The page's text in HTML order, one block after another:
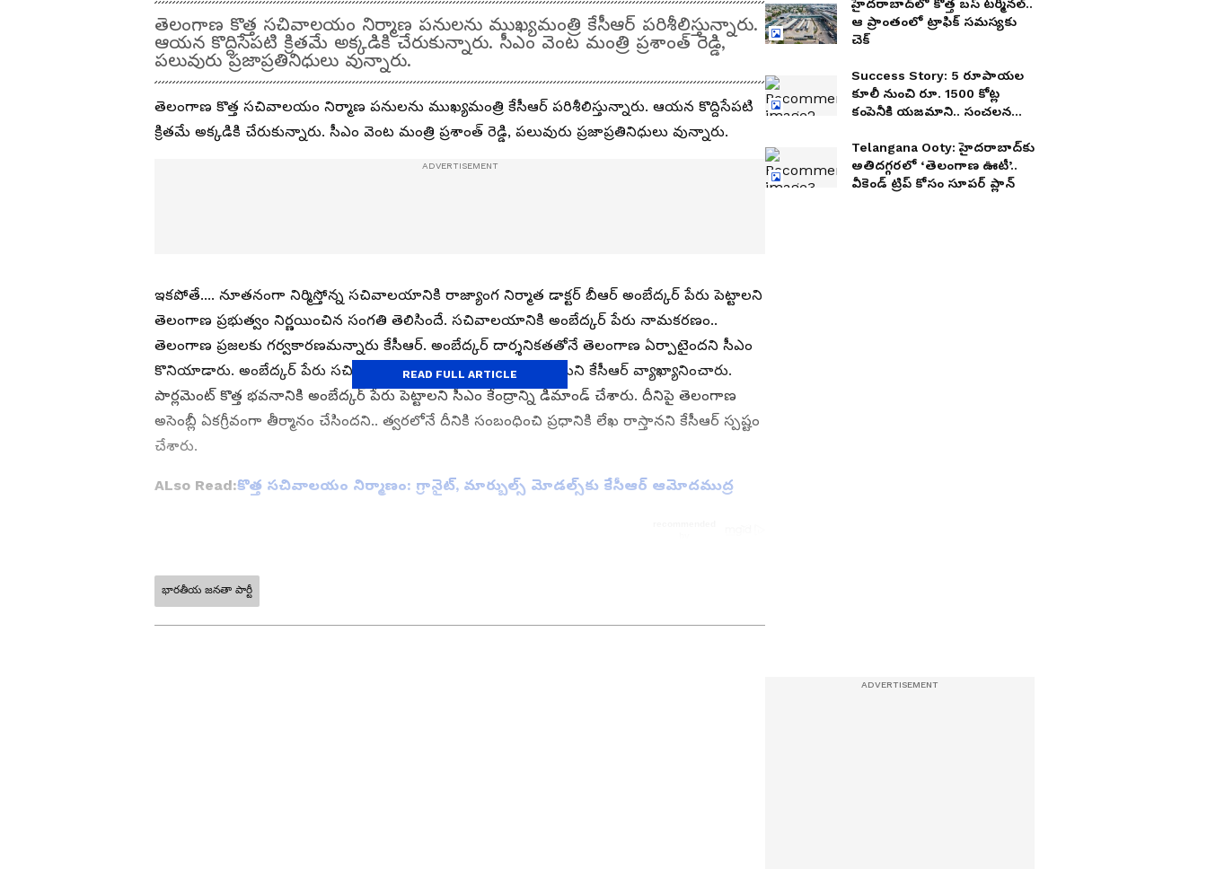
తెలంగాణ కొత్త సచివాలయం నిర్మాణ పనులను ముఖ్యమంత్రి కేసీఆర్ పరిశీలిస్తున్నారు.
ఆయన కొద్దిసేపటి క్రితమే అక్కడికి చేరుకున్నారు. సీఎం వెంట మంత్రి ప్రశాంత్ రెడ్డి,
పలువురు ప్రజాప్రతినిధులు వున్నారు.
తెలంగాణ కొత్త సచివాలయం నిర్మాణ పనులను ముఖ్యమంత్రి కేసీఆర్ పరిశీలిస్తున్నారు. ఆయన కొద్దిసేపటి
క్రితమే అక్కడికి చేరుకున్నారు. సీఎం వెంట మంత్రి ప్రశాంత్ రెడ్డి, పలువురు ప్రజాప్రతినిధులు వున్నారు.
ఇకపోతే.... నూతనంగా నిర్మిస్తోన్న సచివాలయానికి రాజ్యాంగ నిర్మాత డాక్టర్ బీఆర్ అంబేద్కర్ పేరు పెట్టాలని
తెలంగాణ ప్రభుత్వం నిర్ణయించిన సంగతి తెలిసిందే. సచివాలయానికి అంబేద్కర్ పేరు నామకరణం..
తెలంగాణ ప్రజలకు గర్వకారణమన్నారు కేసీఆర్. అంబేద్కర్ దార్శనికతతోనే తెలంగాణ ఏర్పాటైందని సీఎం
కొనియాడారు. అంబేద్కర్ పేరు సచివాలయానికి పెట్టడం దేశానికే ఆదర్శమని కేసీఆర్ వ్యాఖ్యానించారు.
పార్లమెంట్ కొత్త భవనానికి అంబేద్కర్ పేరు పెట్టాలని సీఎం కేంద్రాన్ని డిమాండ్ చేశారు. దీనిపై తెలంగాణ
అసెంబ్లీ ఏకగ్రీవంగా తీర్మానం చేసిందని.. త్వరలోనే దీనికి సంబంధించి ప్రధానికి లేఖ రాస్తానని కేసీఆర్ స్పష్టం
చేశారు.
ALso Read:కొత్త సచివాలయం నిర్మాణం: గ్రానైట్, మార్బుల్స్ మోడల్స్‌‌కు కేసీఆర్ ఆమోదముద్ర
READ FULL ARTICLE
ABOUT THE AUTHOR
భారతీయ జనతా పార్టీ
హైద‌రాబాద్‌లో కొత్త బ‌స్ ట‌ర్మిన‌ల్‌..
ఆ ప్రాంతంలో ట్రాఫిక్ స‌మ‌స్య‌కు
చెక్
Success Story: 5 రూపాయల
కూలీ నుంచి రూ. 1500 కోట్ల
కంపెనీకి యజమాని.. సంచలన
Telangana Ooty: హైదరాబాద్‌కు
అతిదగ్గరలో ‘తెలంగాణ ఊటీ’..
వీకెండ్ ట్రిప్ కోసం సూపర్ ప్లాన్